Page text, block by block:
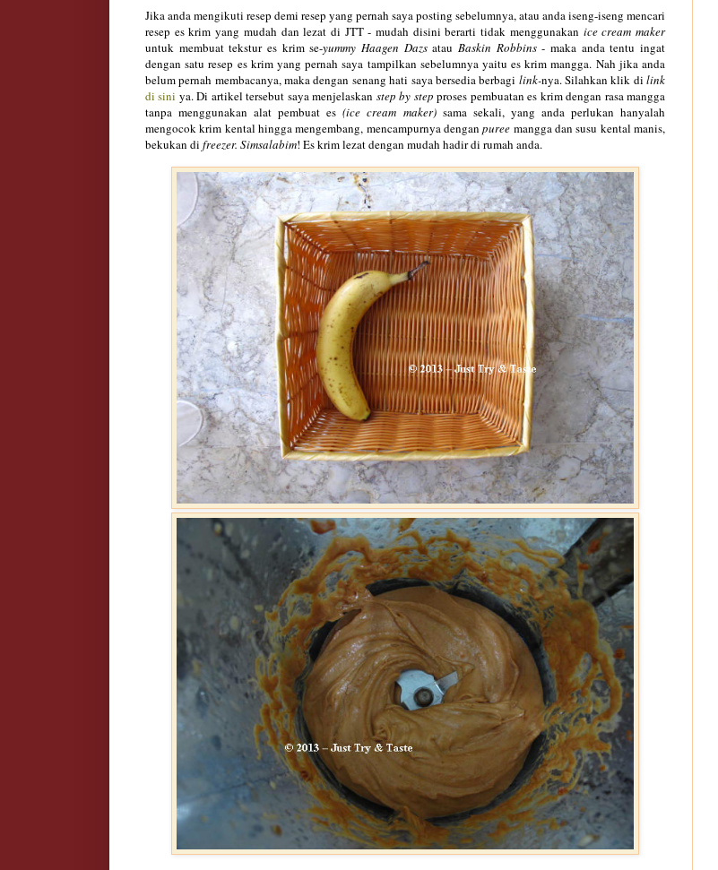
Jika anda mengikuti resep demi resep yang pernah saya posting sebelumnya, atau anda iseng-iseng mencari
resep es krim yang mudah dan lezat di JTT - mudah disini berarti tidak menggunakan ice cream maker
untuk membuat tekstur es krimse-yummy Haagen DazsatauBaskin Robbins- maka anda tentu ingat
dengan satu resep es krim yang pernah saya tampilkan sebelumnya yaitu es krim mangga. Nah jika anda
belum pernah membacanya, maka dengan senang hati saya bersedia berbagi link-nya. Silahkan klik di link
di sini ya. Di artikel tersebut saya menjelaskan step by step proses pembuatan es krim dengan rasa mangga
tanpa menggunakan alat pembuat es(ice cream maker)sama sekali, yang anda perlukan hanyalah
mengocok krim kental hingga mengembang, mencampurnya denganpuree mangga dan susu kental manis,
bekukan di freezer. Simsalabim! Es krim lezat dengan mudah hadir di rumah anda.